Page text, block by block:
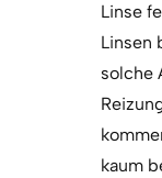
Linse
Linsen
solche
kaum